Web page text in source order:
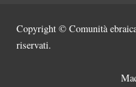
Copyright © Comunità
riservati.